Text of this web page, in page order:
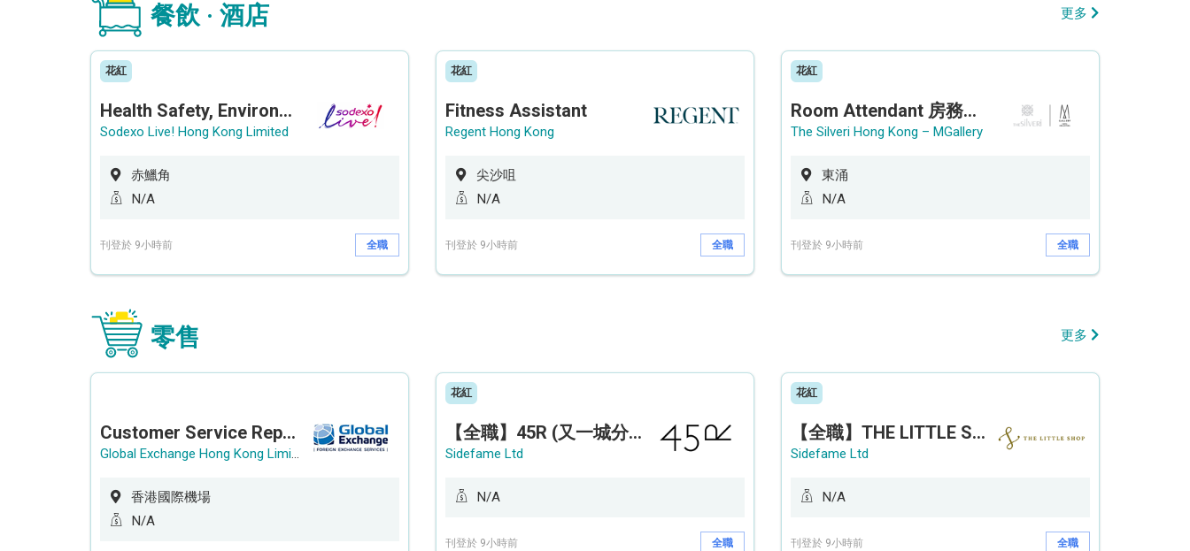
餐飲 · 酒店 更多
花紅
Health Safety, Environment & Quality Assurance Officer (Maternity cover – 5 months contract)
Sodexo Live! Hong Kong Limited
赤鱲角
N/A
刊登於 9小時前 全職
花紅
Fitness Assistant
Regent Hong Kong
尖沙咀
N/A
刊登於 9小時前 全職
花紅
Room Attendant 房務員 (Accor Hotel)
The Silveri Hong Kong – MGallery
東涌
N/A
刊登於 9小時前 全職
零售 更多
Customer Service Representative (Airport)
Global Exchange Hong Kong Limited
香港國際機場
N/A
花紅
【全職】45R (又一城分店) Sales Operation Assistant 銷售營運助理【永久保證佣金+新人獎金$3,000】
Sidefame Ltd
N/A
刊登於 9小時前 全職
花紅
【全職】THE LITTLE SHOP (利園分店) Sales Operation Assistant 銷售營運助理【永久保證佣金+新人獎金$3,000】
Sidefame Ltd
N/A
刊登於 9小時前 全職